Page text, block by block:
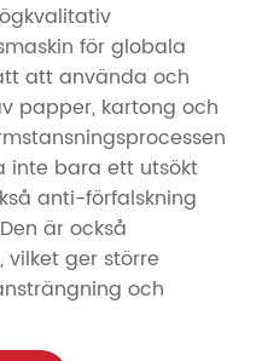
för globala
att använda och
papper, kartong och
inte bara ett utsökt
anti-förfalskning
är också
ger större
och